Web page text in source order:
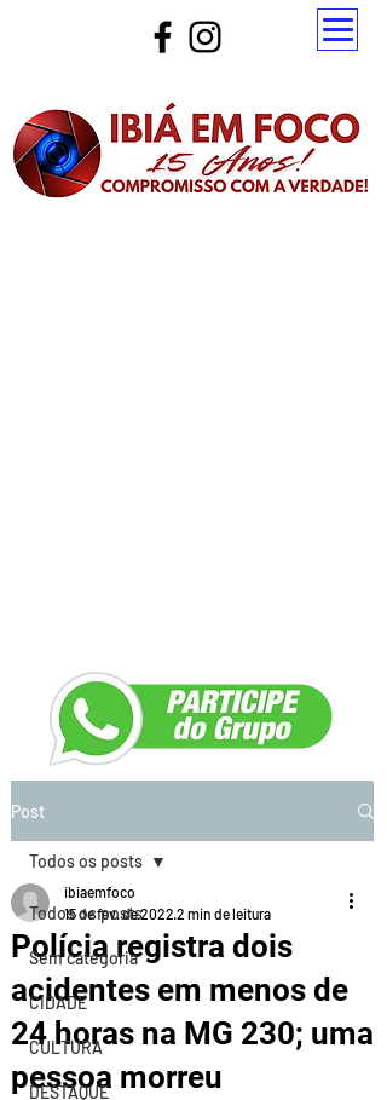
Post
Todos os posts
Sem categoria
CIDADE
CULTURA
DESTAQUE
Todos os posts
Polícia registra dois
acidentes em menos de
24 horas na MG 230; uma
pessoa morreu
ibiaemfoco
15 de fev. de 2022 2 min de leitura